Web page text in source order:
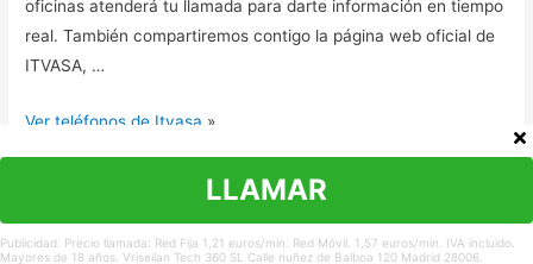
oficinas atenderá tu llamada para darte información en tiempo
real. También compartiremos contigo la página web oficial de
ITVASA, …
Ver teléfonos de Itvasa »
LLAMAR
Publicidad. Precio llamada: Red Fija 1,21 euros/min. Red Móvil. 1,57 euros/min. IVA incluido.
Mayores de 18 años. Vriseilan Tech 360 SL Calle nuñez de Balboa 120 Madrid 28006.